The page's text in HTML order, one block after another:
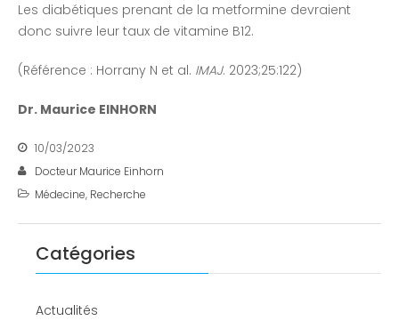
Les diabétiques prenant de la metformine devraient
donc suivre leur taux de vitamine B12.
(Référence : Horrany N et al. IMAJ. 2023;25:122)
Dr. Maurice EINHORN
10/03/2023
Docteur Maurice Einhorn
Médecine, Recherche
Catégories
Actualités